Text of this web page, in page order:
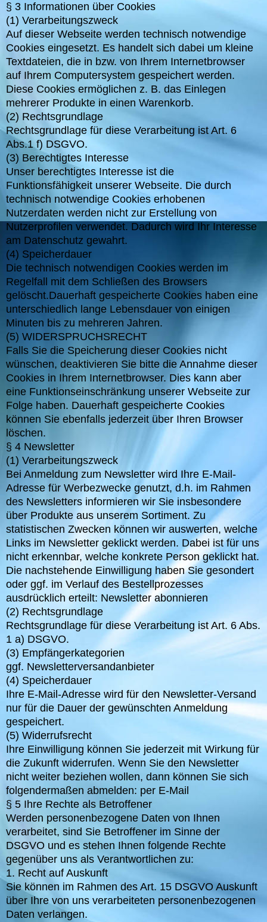
§ 3 Informationen über Cookies
(1) Verarbeitungszweck
Auf dieser Webseite werden technisch notwendige
Cookies eingesetzt. Es handelt sich dabei um kleine
Textdateien, die in bzw. von Ihrem Internetbrowser
auf Ihrem Computersystem gespeichert werden.
Diese Cookies ermöglichen z. B. das Einlegen
mehrerer Produkte in einen Warenkorb.
(2) Rechtsgrundlage
Rechtsgrundlage für diese Verarbeitung ist Art. 6
Abs.1 f) DSGVO.
(3) Berechtigtes Interesse
Unser berechtigtes Interesse ist die
Funktionsfähigkeit unserer Webseite. Die durch
technisch notwendige Cookies erhobenen
Nutzerdaten werden nicht zur Erstellung von
Nutzerprofilen verwendet. Dadurch wird Ihr Interesse
am Datenschutz gewahrt.
(4) Speicherdauer
Die technisch notwendigen Cookies werden im
Regelfall mit dem Schließen des Browsers
gelöscht.Dauerhaft gespeicherte Cookies haben eine
unterschiedlich lange Lebensdauer von einigen
Minuten bis zu mehreren Jahren.
(5) WIDERSPRUCHSRECHT
Falls Sie die Speicherung dieser Cookies nicht
wünschen, deaktivieren Sie bitte die Annahme dieser
Cookies in Ihrem Internetbrowser. Dies kann aber
eine Funktionseinschränkung unserer Webseite zur
Folge haben. Dauerhaft gespeicherte Cookies
können Sie ebenfalls jederzeit über Ihren Browser
löschen.
§ 4 Newsletter
(1) Verarbeitungszweck
Bei Anmeldung zum Newsletter wird Ihre E-Mail-
Adresse für Werbezwecke genutzt, d.h. im Rahmen
des Newsletters informieren wir Sie insbesondere
über Produkte aus unserem Sortiment. Zu
statistischen Zwecken können wir auswerten, welche
Links im Newsletter geklickt werden. Dabei ist für uns
nicht erkennbar, welche konkrete Person geklickt hat.
Die nachstehende Einwilligung haben Sie gesondert
oder ggf. im Verlauf des Bestellprozesses
ausdrücklich erteilt: Newsletter abonnieren
(2) Rechtsgrundlage
Rechtsgrundlage für diese Verarbeitung ist Art. 6 Abs.
1 a) DSGVO.
(3) Empfängerkategorien
ggf. Newsletterversandanbieter
(4) Speicherdauer
Ihre E-Mail-Adresse wird für den Newsletter-Versand
nur für die Dauer der gewünschten Anmeldung
gespeichert.
(5) Widerrufsrecht
Ihre Einwilligung können Sie jederzeit mit Wirkung für
die Zukunft widerrufen. Wenn Sie den Newsletter
nicht weiter beziehen wollen, dann können Sie sich
folgendermaßen abmelden: per E-Mail
§ 5 Ihre Rechte als Betroffener
Werden personenbezogene Daten von Ihnen
verarbeitet, sind Sie Betroffener im Sinne der
DSGVO und es stehen Ihnen folgende Rechte
gegenüber uns als Verantwortlichen zu:
1. Recht auf Auskunft
Sie können im Rahmen des Art. 15 DSGVO Auskunft
über Ihre von uns verarbeiteten personenbezogenen
Daten verlangen.